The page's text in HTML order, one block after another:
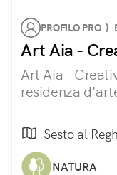
PROFILO PRO }
Art Aia -
Art Aia -
residenza
Sesto al
NATURA